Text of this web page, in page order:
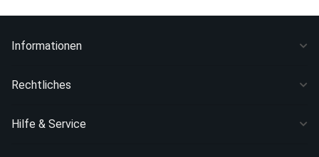
Informationen
Rechtliches
Hilfe & Service